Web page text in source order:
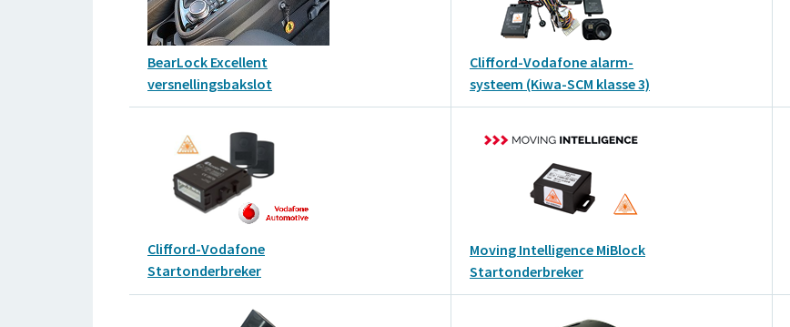
BearLock Excellent
versnellingsbakslot
Clifford-Vodafone alarm-
systeem (Kiwa-SCM klasse 3)
Clifford-Vodafone
Startonderbreker
Moving Intelligence MiBlock
Startonderbreker